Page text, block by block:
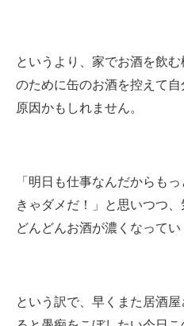
というより、家でお酒を飲
のために缶のお酒を控えて
原因かもしれません。
「明日も仕事なんだからも
きゃダメだ！」と思いつつ
どんどんお酒が濃くなってい
という訳で、早くまた居酒